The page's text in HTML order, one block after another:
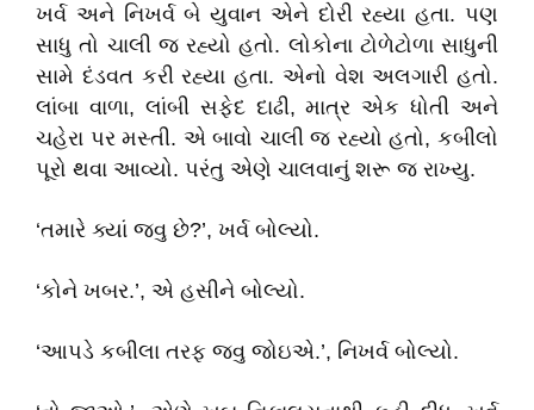
ખર્વ અને નિખર્વ બે યુવાન એને દોરી રહ્યા હતા. પણ
સાધુ તો ચાલી જ રહ્યો હતો. લોકોના ટોળેટોળા સાધુની
સામે દંડવત કરી રહ્યા હતા. એનો વેશ અલગારી હતો.
લાંબા વાળા, લાંબી સફેદ દાઢી, માત્ર એક ધોતી અને
ચહેરા પર મસ્તી. એ બાવો ચાલી જ રહ્યો હતો, કબીલો
પૂરો થવા આવ્યો. પરંતુ એણે ચાલવાનું શરૂ જ રાખ્યુ.
‘તમારે ક્યાં જવુ છે?’, ખર્વ બોલ્યો.
‘કોને ખબર.’, એ હસીને બોલ્યો.
‘આપડે કબીલા તરફ જવુ જોઇએ.’, નિખર્વ બોલ્યો.